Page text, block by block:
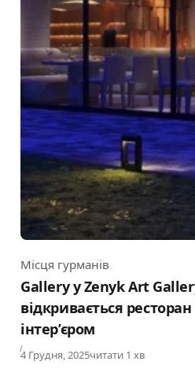
Category
Місця гурманів
Gallery у Zenyk Art
відкривається
інтер’єром
Published
4 Грудня, 2025читати 1 хв